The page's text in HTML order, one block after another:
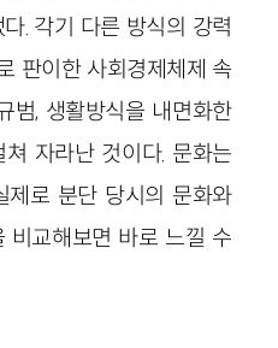
다. 각기 다른 방식의 강력
판이한 사회경제체제 속
범, 생활방식을 내면화한
자라난 것이다. 문화는
제로 분단 당시의 문화와
비교해보면 바로 느낄 수